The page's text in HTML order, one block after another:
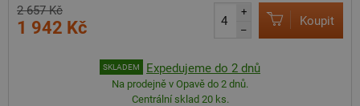
2 657 Kč
1 942 Kč
+
–
Koupit
SKLADEM Expedujeme do 2 dnů
Na prodejně v Opavě do 2 dnů.
Centrální sklad 20 ks.